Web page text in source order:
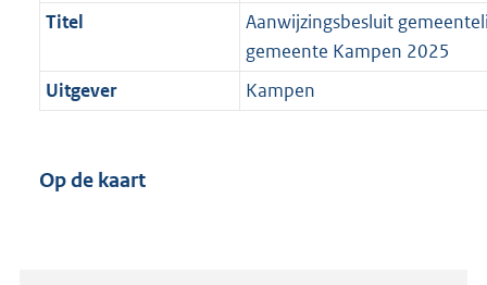
Titel
Aanwijzingsbesluit
gemeente Kampen 2025
Uitgever
Kampen
Op de kaart